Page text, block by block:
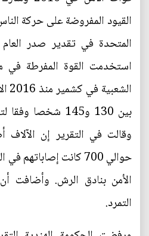
القيود المفروضة على حركة
المتحدة في تقدير صدر
استخدمت القوة المفرطة في
بين 130 و145
وقالت في التقرير إن
حوالي 700 كانت
الأمن بنادق الرش. وأضافت
التمرد.